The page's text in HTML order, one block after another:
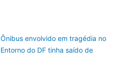
Ônibus envolvido em tragédia no
Entorno do DF tinha saído de